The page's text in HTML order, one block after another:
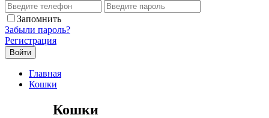
Запомнить
Забыли пароль?
Регистрация
Главная
Кошки
Кошки